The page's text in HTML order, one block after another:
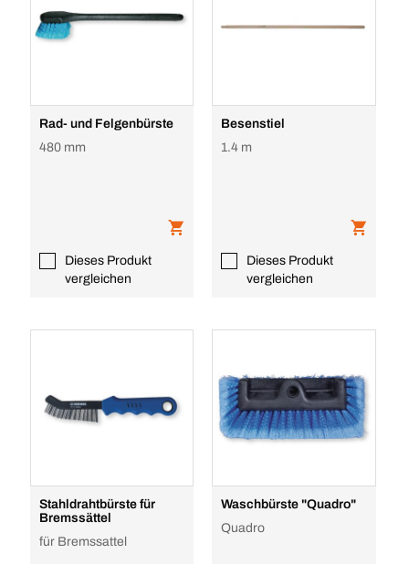
Rad- und Felgenbürste
480 mm
Dieses Produkt
vergleichen
Besenstiel
1.4 m
Dieses Produkt
vergleichen
Stahldrahtbürste für
Bremssättel
für Bremssattel
Waschbürste "Quadro"
Quadro